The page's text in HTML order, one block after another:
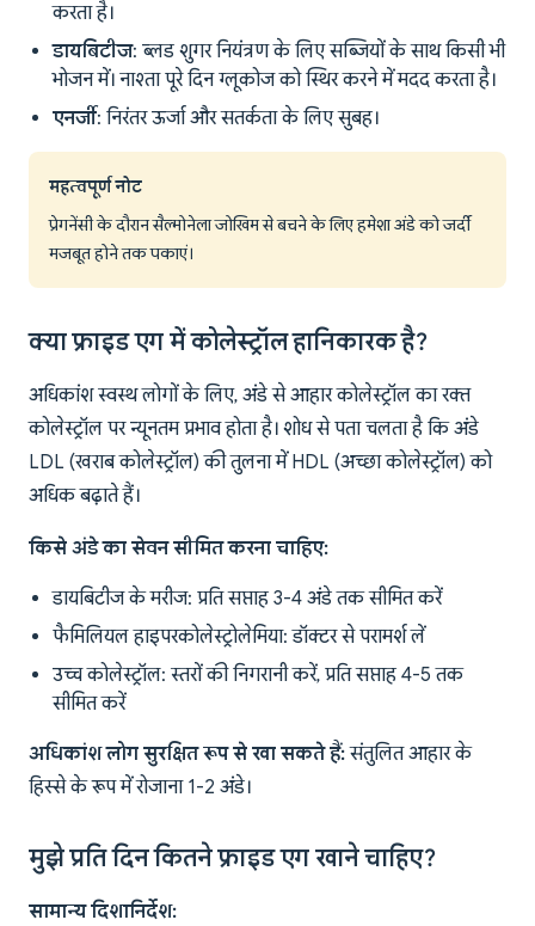
करता है।
डायबिटीज: ब्लड शुगर नियंत्रण के लिए सब्जियों के साथ किसी भी
भोजन में। नाश्ता पूरे दिन ग्लूकोज को स्थिर करने में मदद करता है।
एनर्जी: निरंतर ऊर्जा और सतर्कता के लिए सुबह।
महत्वपूर्ण नोट
प्रेगनेंसी के दौरान सैल्मोनेला जोखिम से बचने के लिए हमेशा अंडे को जर्दी
मजबूत होने तक पकाएं।
क्या फ्राइड एग में कोलेस्ट्रॉल हानिकारक है?
अधिकांश स्वस्थ लोगों के लिए, अंडे से आहार कोलेस्ट्रॉल का रक्त
कोलेस्ट्रॉल पर न्यूनतम प्रभाव होता है। शोध से पता चलता है कि अंडे
LDL (खराब कोलेस्ट्रॉल) की तुलना में HDL (अच्छा कोलेस्ट्रॉल) को
अधिक बढ़ाते हैं।
किसे अंडे का सेवन सीमित करना चाहिए:
डायबिटीज के मरीज: प्रति सप्ताह 3-4 अंडे तक सीमित करें
फैमिलियल हाइपरकोलेस्ट्रोलेमिया: डॉक्टर से परामर्श लें
उच्च कोलेस्ट्रॉल: स्तरों की निगरानी करें, प्रति सप्ताह 4-5 तक
सीमित करें
अधिकांश लोग सुरक्षित रूप से खा सकते हैं:संतुलित आहार के
हिस्से के रूप में रोजाना 1-2 अंडे।
मुझे प्रति दिन कितने फ्राइड एग खाने चाहिए?
सामान्य दिशानिर्देश: